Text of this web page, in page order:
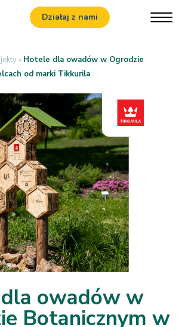
Działaj z nami
» Hotele dla owadów w Ogrodzie
od marki Tikkurila
owadów w
Botanicznym w